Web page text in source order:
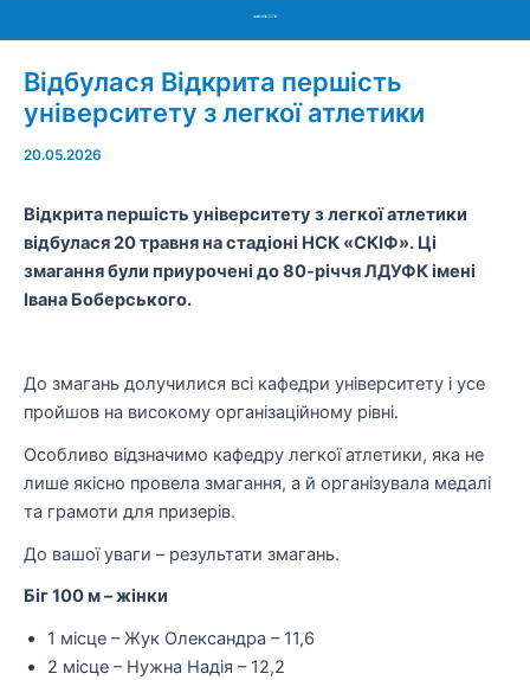
Menu
Відбулася Відкрита першість
університету з легкої атлетики
20.05.2026
Відкрита першість університету з легкої атлетики
відбулася 20 травня на стадіоні НСК «СКІФ». Ці
змагання були приурочені до 80-річчя ЛДУФК імені
Івана Боберського.
До змагань долучилися всі кафедри університету і усе
пройшов на високому організаційному рівні.
Особливо відзначимо кафедру легкої атлетики, яка не
лише якісно провела змагання, а й організувала медалі
та грамоти для призерів.
До вашої уваги – результати змагань.
Біг 100 м – жінки
1 місце – Жук Олександра – 11,6
2 місце – Нужна Надія – 12,2